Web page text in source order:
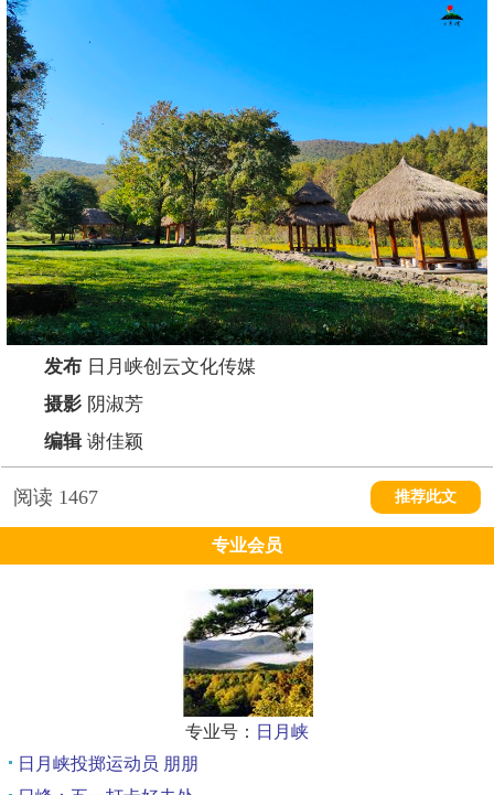
发布 日月峡创云文化传媒
摄影 阴淑芳
编辑谢佳颖
阅读 1467 推荐此文
专业会员
专业号： 日月峡
日月峡投掷运动员 朋朋